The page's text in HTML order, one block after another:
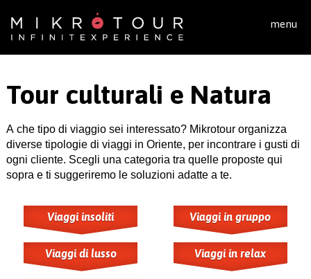
menu
Tour culturali e Natura
A che tipo di viaggio sei interessato? Mikrotour organizza
diverse tipologie di viaggi in Oriente, per incontrare i gusti di
ogni cliente. Scegli una categoria tra quelle proposte qui
sopra e ti suggeriremo le soluzioni adatte a te.
Viaggi insoliti Viaggi in gruppo
Viaggi di lusso Viaggi in relax